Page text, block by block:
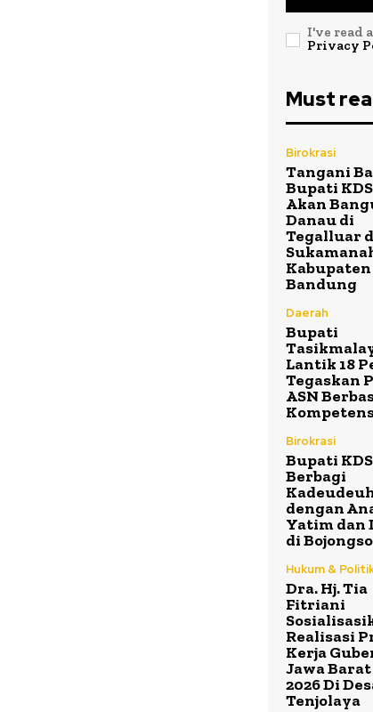
I've read
Privacy
Must
Birokrasi
Tangani
Bupati
Akan
Danau di
Tegalluar
Kabupaten
Bandung
Daerah
Bupati
Lantik 18
Tegaskan
ASN
Birokrasi
Bupati KDS
Berbagi
dengan
Yatim dan
di
Hukum &
Dra. Hj. Tia
Fitriani
Realisasi
Kerja
Jawa Barat
2026 Di
Tenjolaya